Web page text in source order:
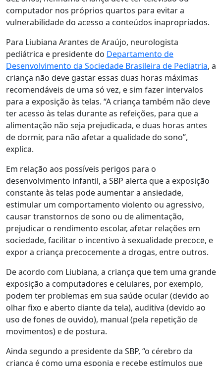
computador nos próprios quartos para evitar a
vulnerabilidade do acesso a conteúdos inapropriados.
Para Liubiana Arantes de Araújo, neurologista
pediátrica e presidente do Departamento de
Desenvolvimento da Sociedade Brasileira de Pediatria, a
criança não deve gastar essas duas horas máximas
recomendáveis de uma só vez, e sim fazer intervalos
para a exposição às telas. “A criança também não deve
ter acesso às telas durante as refeições, para que a
alimentação não seja prejudicada, e duas horas antes
de dormir, para não afetar a qualidade do sono”,
explica.
Em relação aos possíveis perigos para o
desenvolvimento infantil, a SBP alerta que a exposição
constante às telas pode aumentar a ansiedade,
estimular um comportamento violento ou agressivo,
causar transtornos de sono ou de alimentação,
prejudicar o rendimento escolar, afetar relações em
sociedade, facilitar o incentivo à sexualidade precoce, e
expor a criança precocemente a drogas, entre outros.
De acordo com Liubiana, a criança que tem uma grande
exposição a computadores e celulares, por exemplo,
podem ter problemas em sua saúde ocular (devido ao
olhar fixo e aberto diante da tela), auditiva (devido ao
uso de fones de ouvido), manual (pela repetição de
movimentos) e de postura.
Ainda segundo a presidente da SBP, “o cérebro da
criança é como uma esponja e recebe estímulos que